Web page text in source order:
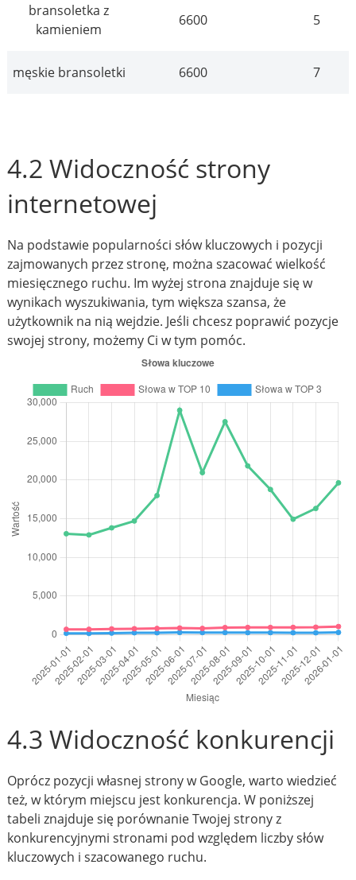
bransoletka z
kamieniem
6600 5
męskie bransoletki 6600 7
4.2 Widoczność strony
internetowej
Na podstawie popularności słów kluczowych i pozycji
zajmowanych przez stronę, można szacować wielkość
miesięcznego ruchu. Im wyżej strona znajduje się w
wynikach wyszukiwania, tym większa szansa, że
użytkownik na nią wejdzie. Jeśli chcesz poprawić pozycje
swojej strony, możemy Ci w tym pomóc.
4.3 Widoczność konkurencji
Oprócz pozycji własnej strony w Google, warto wiedzieć
też, w którym miejscu jest konkurencja. W poniższej
tabeli znajduje się porównanie Twojej strony z
konkurencyjnymi stronami pod względem liczby słów
kluczowych i szacowanego ruchu.